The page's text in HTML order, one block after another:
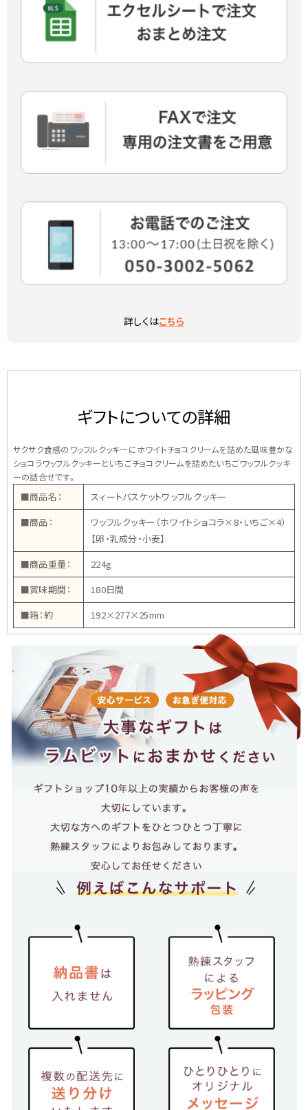
詳しくはこちら
ギフトについての詳細
サクサク食感のワッフルクッキーにホワイトチョコクリームを詰めた風味豊かな
ショコラワッフルクッキーといちごチョコクリームを詰めたいちごワッフルクッキ
ーの詰合せです。
■商品名：
スィートバスケットワッフルクッキー
■商品：
ワッフルクッキー（ホワイトショコラ×8・いちご×4）
【卵・乳成分・小麦】
■商品重量：
224g
■賞味期間：
180日間
■箱：約
192×277×25mm